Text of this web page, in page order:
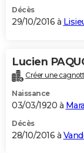
Décès
29/10/2016 à
Lucien
Créer une
Naissance
03/03/1920 à
Décès
28/10/2016 à